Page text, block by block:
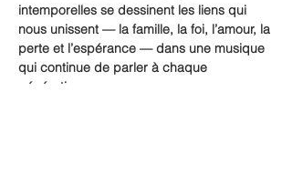
intemporelles se dessinent les liens qui
nous unissent — la famille, la foi, l’amour, la
perte et l’espérance — dans une musique
qui continue de parler à chaque
génération.